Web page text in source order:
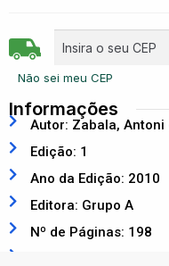
Não sei meu CEP
Informações
Autor: Zabala,
Edição: 1
Ano da Edição: 2010
Editora: Grupo A
Nº de Páginas: 198